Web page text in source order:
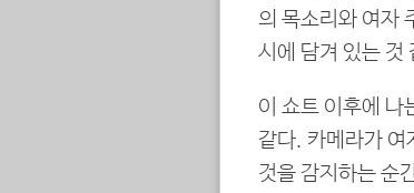
의 목소리와 여자
시에 담겨 있는 것
이 쇼트 이후에 나
같다. 카메라가 여
것을 감지하는 순